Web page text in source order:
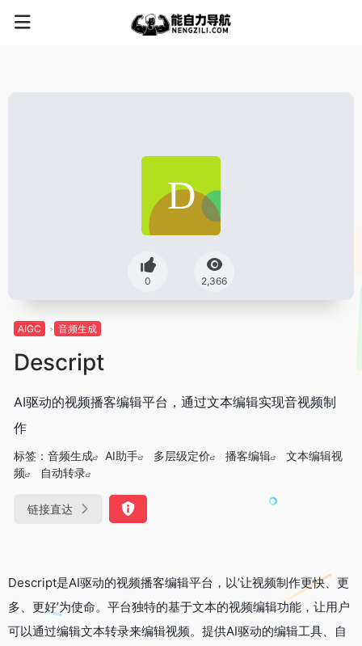
0 2,366
AIGC 音频生成
Descript
AI驱动的视频播客编辑平台，通过文本编辑实现音视频制
作
标签： 音频生成 AI助手 多层级定价 播客编辑
文本编辑视
频
自动转录
链接直达
Descript是AI驱动的视频播客编辑平台，以’让视频制作更快、更
多、更好’为使命。平台独特的基于文本的视频编辑功能，让用户
可以通过编辑文本转录来编辑视频。提供AI驱动的编辑工具、自